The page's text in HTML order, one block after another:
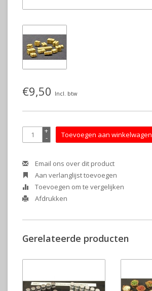
€9,50 Incl. btw
+
- Toevoegen aan winkelwagen
Email ons over dit product
Aan verlanglijst toevoegen
Toevoegen om te vergelijken
Afdrukken
Gerelateerde producten